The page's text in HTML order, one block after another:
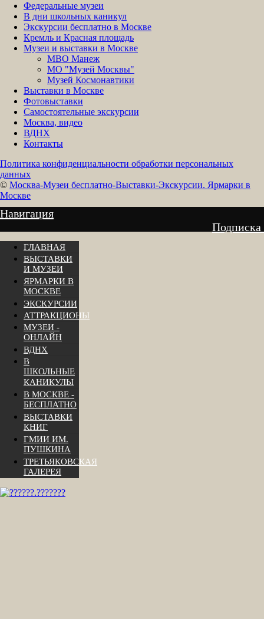
Федеральные музеи
В дни школьных каникул
Экскурсии бесплатно в Москве
Кремль и Красная площадь
Музеи и выставки в Москве
МВО Манеж
МО "Музей Москвы"
Музей Космонавтики
Выставки в Москве
Фотовыставки
Самостоятельные экскурсии
Москва, видео
ВДНХ
Контакты
Политика конфиденциальности обработки персональных
данных
© Москва-Музеи бесплатно-Выставки-Экскурсии. Ярмарки в
Москве
Навигация
Подписка
ГЛАВНАЯ
ВЫСТАВКИ
И МУЗЕИ
ЯРМАРКИ В
МОСКВЕ
ЭКСКУРСИИ
АТТРАКЦИОНЫ
МУЗЕИ -
ОНЛАЙН
ВДНХ
В
ШКОЛЬНЫЕ
КАНИКУЛЫ
В МОСКВЕ -
БЕСПЛАТНО
ВЫСТАВКИ
КНИГ
ГМИИ ИМ.
ПУШКИНА
ТРЕТЬЯКОВСКАЯ
ГАЛЕРЕЯ